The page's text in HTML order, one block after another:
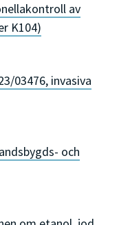
av
K104)
03476, invasiva
och